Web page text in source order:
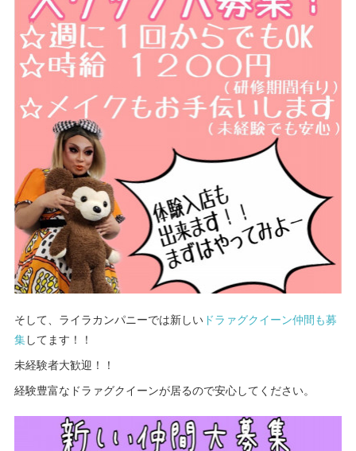
そして、ライラカンパニーでは新しい ドラァグクイーン仲間も募
集してます！！
未経験者大歓迎！！
経験豊富なドラァグクイーンが居るので安心してください。